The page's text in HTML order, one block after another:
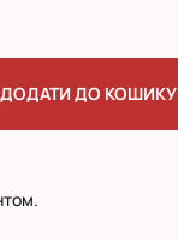
ДОДАТИ ДО КОШИКУ